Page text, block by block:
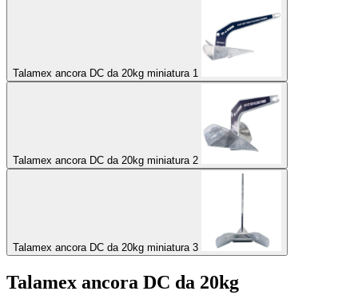
Talamex ancora DC da 20kg miniatura 1
Talamex ancora DC da 20kg miniatura 2
Talamex ancora DC da 20kg miniatura 3
Talamex ancora DC da 20kg